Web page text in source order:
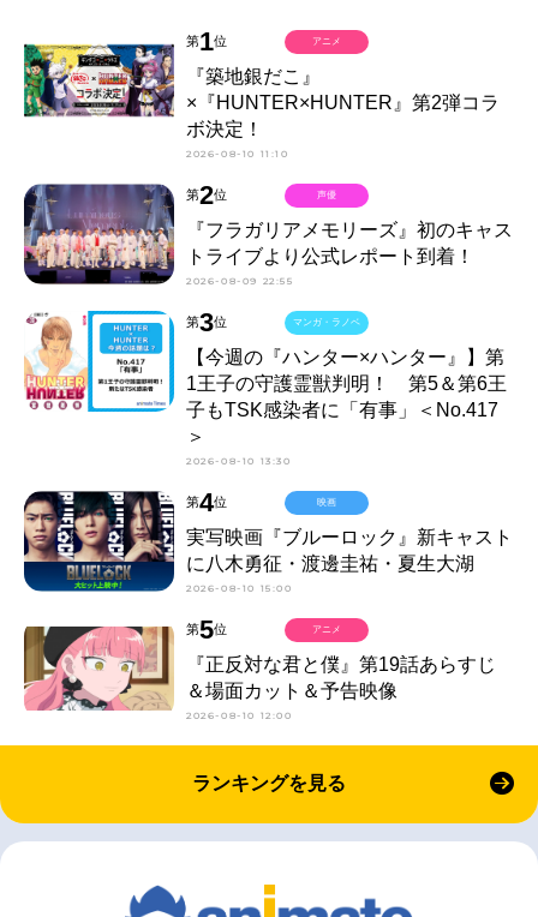
第1位
『築地銀だこ』
×『HUNTER×HUNTER』第2弾コラ
ボ決定！
2026-08-10 11:10
アニメ
第2位
『フラガリアメモリーズ』初のキャス
トライブより公式レポート到着！
2026-08-09 22:55
声優
第3位
【今週の『ハンター×ハンター』】第
1王子の守護霊獣判明！ 第5＆第6王
子もTSK感染者に「有事」＜No.417
＞
2026-08-10 13:30
マンガ・ラノベ
第4位
実写映画『ブルーロック』新キャスト
に八木勇征・渡邊圭祐・夏生大湖
2026-08-10 15:00
映画
第5位
『正反対な君と僕』第19話あらすじ
＆場面カット＆予告映像
2026-08-10 12:00
アニメ
ランキングを見る